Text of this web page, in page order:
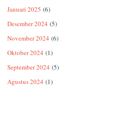
Januari 2025 (6)
Desember 2024 (5)
November 2024 (6)
Oktober 2024 (1)
September 2024 (5)
Agustus 2024 (1)